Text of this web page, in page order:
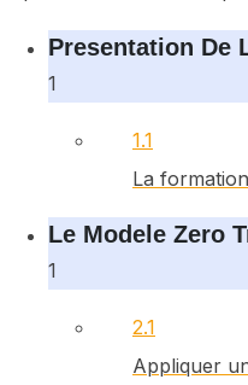
Presentation De
1
1.1
La
Le Modele Zero
1
2.1
Appliquer